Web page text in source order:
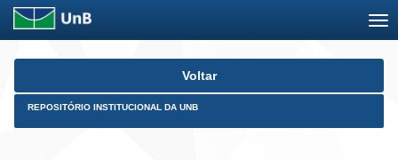
Skip
Voltar
REPOSITÓRIO INSTITUCIONAL DA UNB